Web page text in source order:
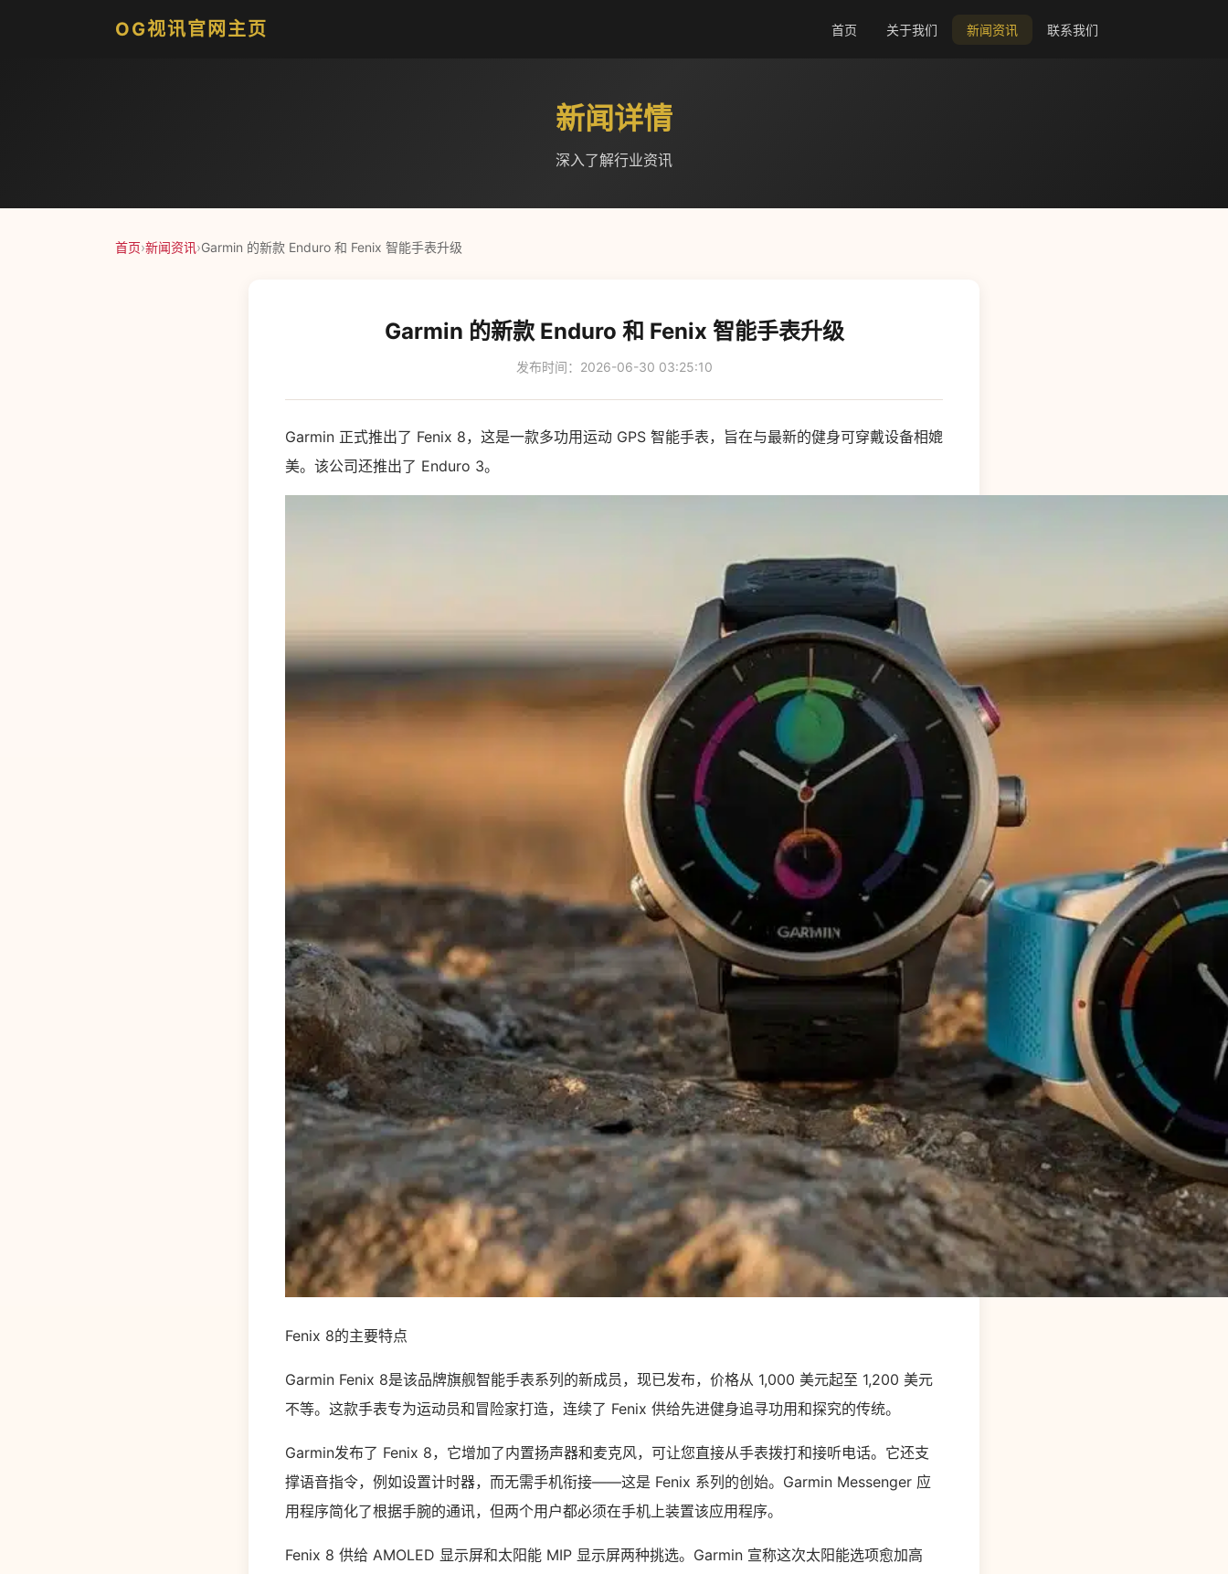
OG视讯官网主页 首页 关于我们 新闻资讯 联系我们
新闻详情
深入了解行业资讯
首页›新闻资讯›Garmin 的新款 Enduro 和 Fenix 智能手表升级
Garmin 的新款 Enduro 和 Fenix 智能手表升级
发布时间：2026-06-30 03:25:10
Garmin 正式推出了 Fenix 8，这是一款多功用运动 GPS 智能手表，旨在与最新的健身可穿戴设备相媲
美。该公司还推出了 Enduro 3。
Fenix 8的主要特点
Garmin Fenix 8是该品牌旗舰智能手表系列的新成员，现已发布，价格从 1,000 美元起至 1,200 美元
不等。这款手表专为运动员和冒险家打造，连续了 Fenix 供给先进健身追寻功用和探究的传统。
Garmin发布了 Fenix 8，它增加了内置扬声器和麦克风，可让您直接从手表拨打和接听电话。它还支
撑语音指令，例如设置计时器，而无需手机衔接——这是 Fenix 系列的创始。Garmin Messenger 应
用程序简化了根据手腕的通讯，但两个用户都必须在手机上装置该应用程序。
Fenix 8 供给 AMOLED 显示屏和太阳能 MIP 显示屏两种挑选。Garmin 宣称这次太阳能选项愈加高